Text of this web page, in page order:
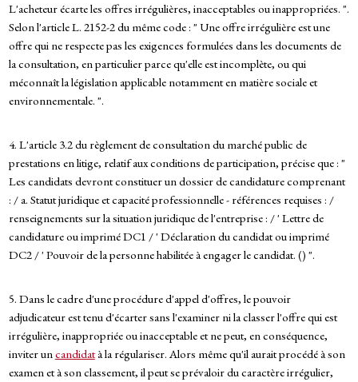
L'acheteur écarte les offres irrégulières, inacceptables ou inappropriées. ".
Selon l'article L. 2152-2 du même code : " Une offre irrégulière est une
offre qui ne respecte pas les exigences formulées dans les documents de
la consultation, en particulier parce qu'elle est incomplète, ou qui
méconnaît la législation applicable notamment en matière sociale et
environnementale. ".
4. L'article 3.2 du règlement de consultation du marché public de
prestations en litige, relatif aux conditions de participation, précise que : "
Les candidats devront constituer un dossier de candidature comprenant
: / a. Statut juridique et capacité professionnelle - références requises : /
renseignements sur la situation juridique de l'entreprise : / ' Lettre de
candidature ou imprimé DC1 / ' Déclaration du candidat ou imprimé
DC2 / ' Pouvoir de la personne habilitée à engager le candidat. () ".
5. Dans le cadre d'une procédure d'appel d'offres, le pouvoir
adjudicateur est tenu d'écarter sans l'examiner ni la classer l'offre qui est
irrégulière, inappropriée ou inacceptable et ne peut, en conséquence,
inviter uncandidatà la régulariser. Alors même qu'il aurait procédé à son
examen et à son classement, il peut se prévaloir du caractère irrégulier,